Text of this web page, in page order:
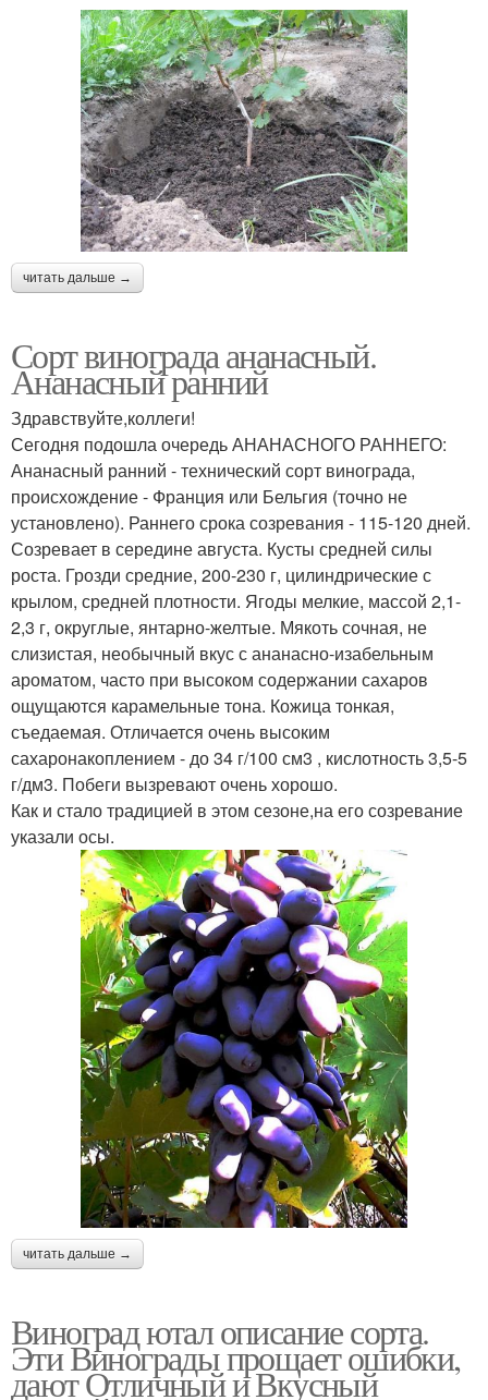
читать дальше →
Сорт винограда ананасный.
Ананасный ранний
Здравствуйте,коллеги!
Сегодня подошла очередь АНАНАСНОГО РАННЕГО:
Ананасный ранний - технический сорт винограда,
происхождение - Франция или Бельгия (точно не
установлено). Раннего срока созревания - 115-120 дней.
Созревает в середине августа. Кусты средней силы
роста. Грозди средние, 200-230 г, цилиндрические с
крылом, средней плотности. Ягоды мелкие, массой 2,1-
2,3 г, округлые, янтарно-желтые. Мякоть сочная, не
слизистая, необычный вкус с ананасно-изабельным
ароматом, часто при высоком содержании сахаров
ощущаются карамельные тона. Кожица тонкая,
съедаемая. Отличается очень высоким
сахаронакоплением - до 34 г/100 см3 , кислотность 3,5-5
г/дм3. Побеги вызревают очень хорошо.
Как и стало традицией в этом сезоне,на его созревание
указали осы.
читать дальше →
Виноград ютал описание сорта.
Эти Винограды прощает ошибки,
дают Отличный и Вкусный